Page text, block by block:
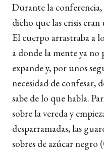
Durante la
dicho que las crisis
El cuerpo arrastraba a
a donde la mente ya no
expande y, por unos
necesidad de confesar,
sabe de lo que habla.
sobre la vereda y
desparramadas, las
sobres de azúcar negro